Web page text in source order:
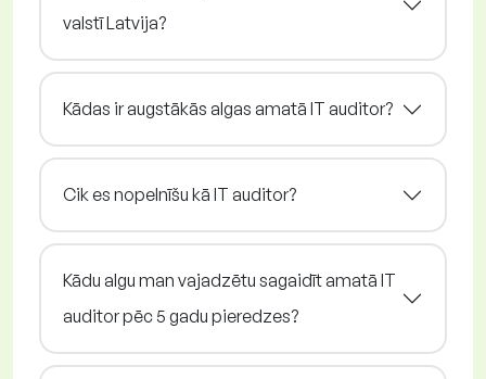
valstī Latvija?
Kādas ir augstākās algas amatā IT auditor?
Cik es nopelnīšu kā IT auditor?
Kādu algu man vajadzētu sagaidīt amatā IT
auditor pēc 5 gadu pieredzes?